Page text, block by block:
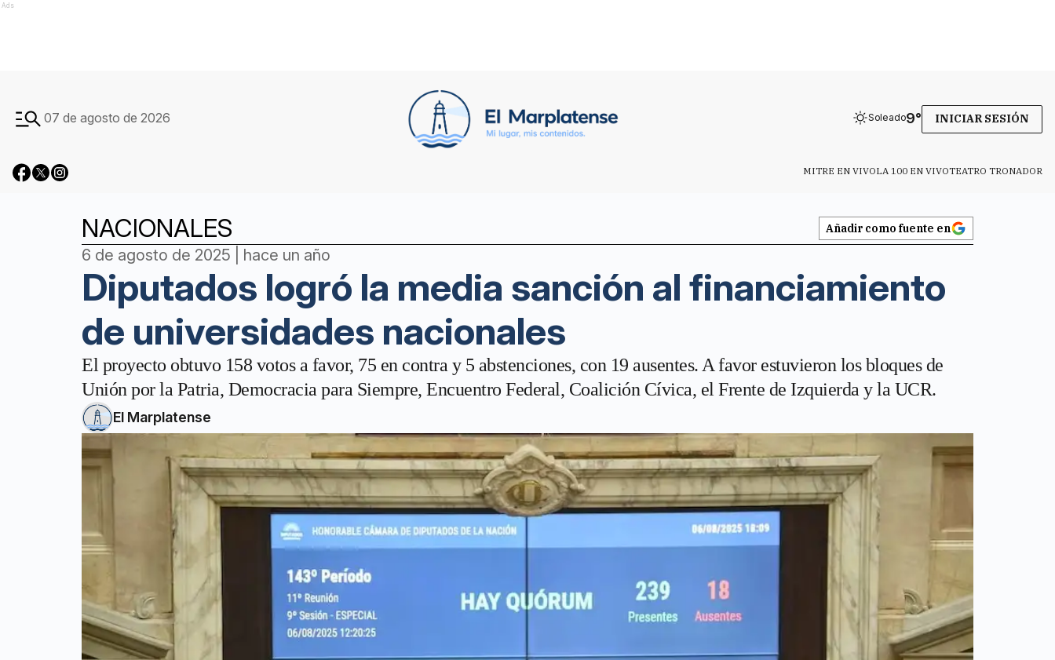
Ads
07 de agosto de 2026 Soleado9° INICIAR SESIÓN
MITRE EN VIVOLA 100 EN VIVOTEATRO TRONADOR
NACIONALES Añadir como fuente en
6 de agosto de 2025 | hace un año
Diputados logró la media sanción al financiamiento
de universidades nacionales
El proyecto obtuvo 158 votos a favor, 75 en contra y 5 abstenciones, con 19 ausentes. A favor estuvieron los bloques de
Unión por la Patria, Democracia para Siempre, Encuentro Federal, Coalición Cívica, el Frente de Izquierda y la UCR.
El Marplatense